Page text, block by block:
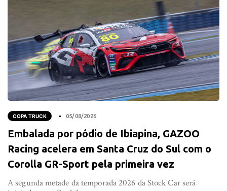
COPA TRUCK 05/08/2026
Embalada por pódio de Ibiapina, GAZOO
Racing acelera em Santa Cruz do Sul com o
Corolla GR-Sport pela primeira vez
A segunda metade da temporada 2026 da Stock Car será